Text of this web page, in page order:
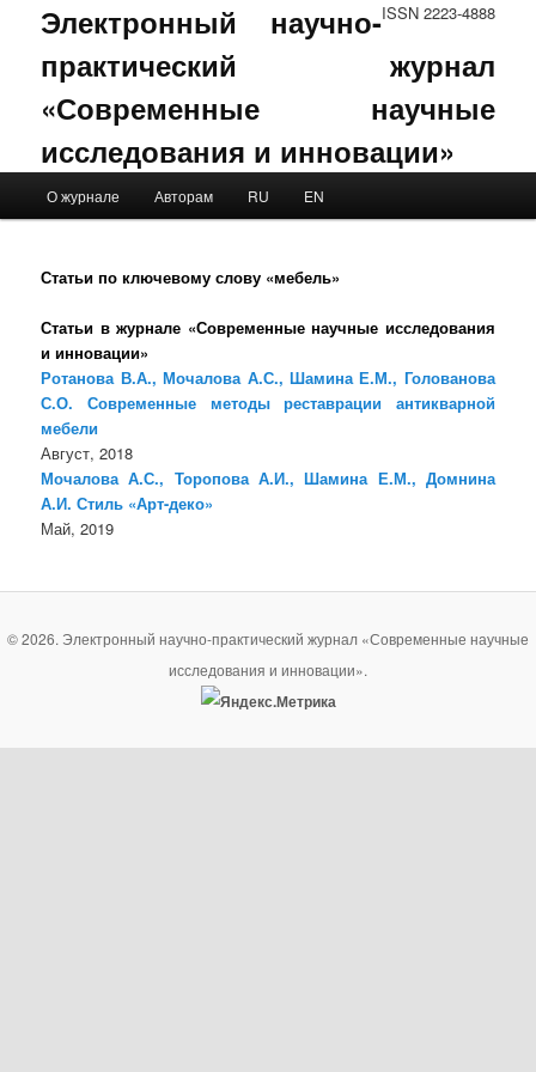
ISSN 2223-4888
Электронный научно-
практический журнал
«Современные научные
исследования и инновации»
Skip to primary content
Skip to secondary content
О журнале Авторам RU EN
Статьи по ключевому слову «мебель»
Статьи в журнале «Современные научные исследования
и инновации»
Ротанова В.А., Мочалова А.С., Шамина Е.М., Голованова
С.О. Современные методы реставрации антикварной
мебели
Август, 2018
Мочалова А.С., Торопова А.И., Шамина Е.М., Домнина
А.И. Стиль «Арт-деко»
Май, 2019
© 2026. Электронный научно-практический журнал «Современные научные
исследования и инновации».